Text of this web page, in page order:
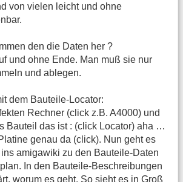
von vielen leicht und ohne
den die Daten her ?
und ohne Ende. Man muß sie nur
und ablegen.
dem Bauteile-Locator:
Rechner (click z.B. A4000) und
Bauteil das ist : (click Locator) aha …
genau da (click). Nun geht es
amigawiki zu den Bauteile-Daten
In den Bauteile-Beschreibungen
worum es geht. So sieht es in Groß